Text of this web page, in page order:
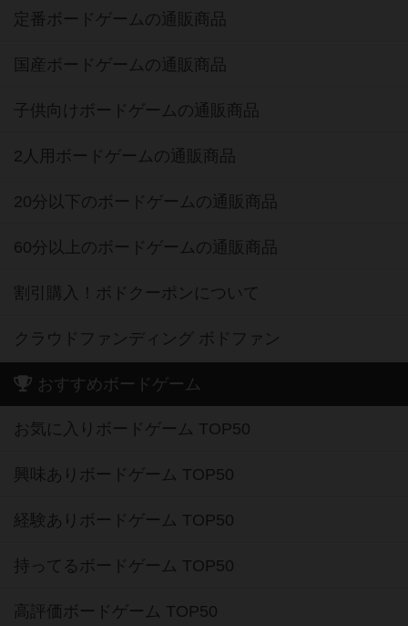
定番ボードゲームの通販商品
国産ボードゲームの通販商品
子供向けボードゲームの通販商品
2人用ボードゲームの通販商品
20分以下のボードゲームの通販商品
60分以上のボードゲームの通販商品
割引購入！ボドクーポンについて
クラウドファンディング ボドファン
おすすめボードゲーム
お気に入りボードゲーム TOP50
興味ありボードゲーム TOP50
経験ありボードゲーム TOP50
持ってるボードゲーム TOP50
高評価ボードゲーム TOP50